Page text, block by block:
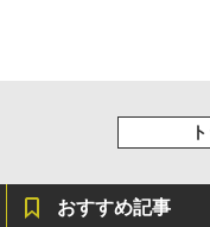
おすすめ記事